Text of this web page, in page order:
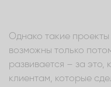
Однако такие
возможны только
развивается – за
клиентам, которые